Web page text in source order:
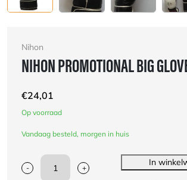
Nihon
NIHON PROMOTIONAL BIG
€24,01
Op voorraad
Vandaag besteld, morgen in huis
-
Nihon
+
In